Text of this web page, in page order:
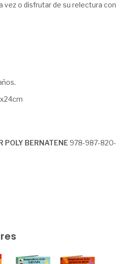
vez o disfrutar de su relectura con
POLY BERNATENE 978-987-820-